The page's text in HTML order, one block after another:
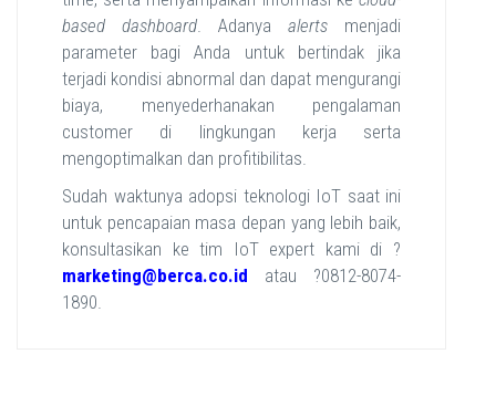
based dashboard. Adanya alerts menjadi
parameter bagi Anda untuk bertindak jika
terjadi kondisi abnormal dan dapat mengurangi
biaya, menyederhanakan pengalaman
customer di lingkungan kerja serta
mengoptimalkan dan profitibilitas.
Sudah waktunya adopsi teknologi IoT saat ini
untuk pencapaian masa depan yang lebih baik,
konsultasikan ke tim IoT expert kami di ?
marketing@berca.co.id atau ?0812-8074-
1890.